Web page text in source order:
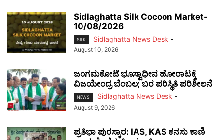
Sidlaghatta Silk Cocoon Market-
10/08/2026
SILK Sidlaghatta News Desk -
August 10, 2026
ಜಂಗಮಕೋಟೆ ಭೂಸ್ವಾಧೀನ ಹೋರಾಟಕ್ಕೆ
ವಿಜಯೇಂದ್ರ ಬೆಂಬಲ; ಬರ ಪರಿಸ್ಥಿತಿ ಪರಿಶೀಲನೆ
NEWS Sidlaghatta News Desk -
August 9, 2026
ಪ್ರತಿಭಾ ಪುರಸ್ಕಾರ: IAS, KAS ಕನಸು ಕಾಣಿ